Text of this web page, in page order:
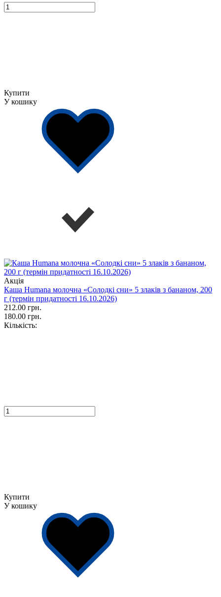
Купити
У кошику
Акція
Каша Humana молочна «Солодкі сни» 5 злаків з бананом, 200
г (термін придатності 16.10.2026)
212.00 грн.
180.00 грн.
Кількість:
Купити
У кошику